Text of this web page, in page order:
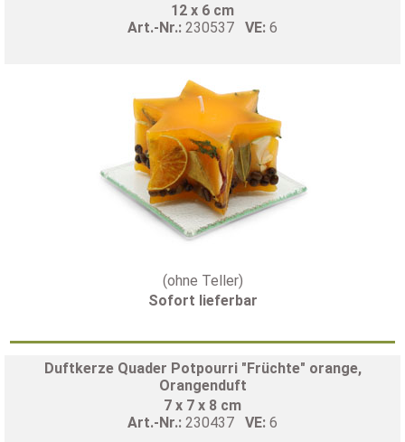
12 x 6 cm
Art.-Nr.: 230537 VE: 6
(ohne Teller)
Sofort lieferbar
Duftkerze Quader Potpourri "Früchte" orange,
Orangenduft
7 x 7 x 8 cm
Art.-Nr.: 230437 VE: 6